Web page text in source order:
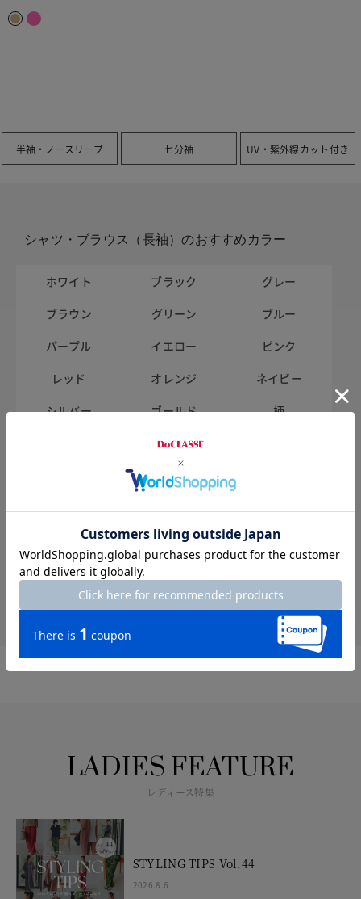
半袖・ノースリーブ 七分袖 UV・紫外線カット付き
シャツ・ブラウス（長袖）のおすすめカラー
ホワイト ブラック
グレー
ブラウン
グリーン
ブルー
パープル
イエロー
ピンク
レッド
オレンジ
ネイビー
シルバー
ゴールド 柄
シャツ・ブラウス（長袖）のサイズから探す
大きいサイズ（XLサイズ以上）
小さいサイズ（XSサイズ以下）
LADIES FEATURE
レディース特集
STYLING TIPS Vol.44
2026.8.6